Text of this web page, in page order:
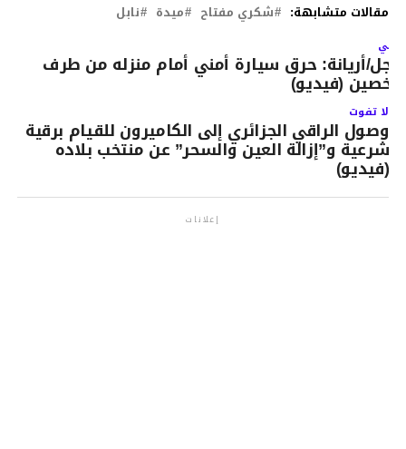
مقالات متشابهة: شكري مفتاح ميدة نابل
أريانة: حرق سيارة أمني أمام منزله من طرف
(فيديو)
لا تفوت
وصول الراقي الجزائري إلى الكاميرون للقيام برقية
شرعية و”إزالة العين والسحر” عن منتخب بلاده
(فيديو)
إعلانات